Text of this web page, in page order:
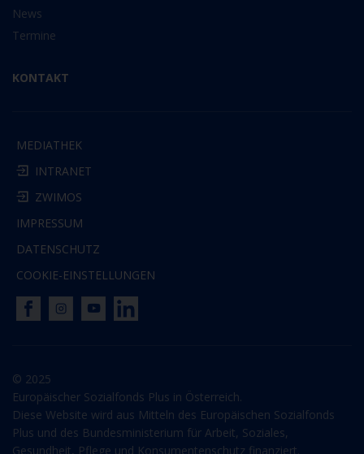
News
Termine
KONTAKT
MEDIATHEK
INTRANET
ZWIMOS
IMPRESSUM
DATENSCHUTZ
COOKIE-EINSTELLUNGEN
© 2025
Europäischer Sozialfonds Plus in Österreich.
Diese Website wird aus Mitteln des Europäischen Sozialfonds
Plus und des Bundesministerium für Arbeit, Soziales,
Gesundheit, Pflege und Konsumentenschutz finanziert.